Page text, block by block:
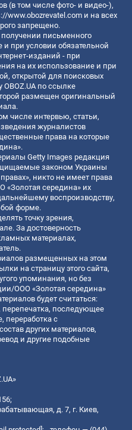
(в том числе фото- и видео-),
www.obozrevatel.com и на всех
запрещено.
письменного
при условии обязательной
изданий - при
на их использование и при
открытой для поисковых
по ссылке
размещен оригинальный
числе интервью, статьи,
журналистов
права на которые
Getty Images редакция
законом Украины
никто не имеет права
«Золотая середина» их
воспроизводству,
форме.
точку зрения,
За достоверность
материалах,
размещенных на этом
на страницу этого сайта,
упоминания, но без
ООО «Золотая середина»
будет считаться:
последующее
переработка с
других материалов,
и другие подобные
д. 7, г. Киев,